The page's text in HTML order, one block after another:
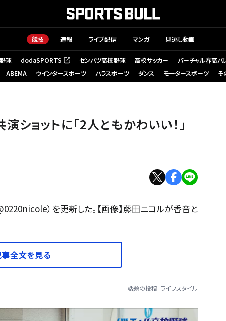
競技 速報 ライブ配信 マンガ 見逃し動画
球 dodaSPORTS
（新しいタブで開く） センバツ高校野球 高校サッカー
バーチャル春高バ
ABEMA
ウインタースポーツ パラスポーツ ダンス モータースポーツ そ
ョットに「2人ともかわいい！」
）を更新した。【画像】藤田ニコルが香音と
全文を見る
話題の投稿 ライフスタイル